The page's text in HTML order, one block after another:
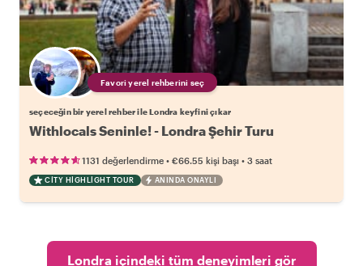
Favori yerel rehberini seç
seçeceğin bir yerel rehber ile Londra keyfini çıkar
Withlocals Seninle! - Londra Şehir Turu
1131 değerlendirme • €66.55 kişi başı • 3 saat
CITY HIGHLIGHT TOUR ANINDA ONAYLI
Londra içindeki tüm deneyimleri gör